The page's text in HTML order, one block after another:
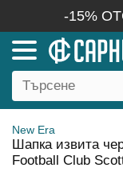
-15%
New Era
Шапка извита
Football Club